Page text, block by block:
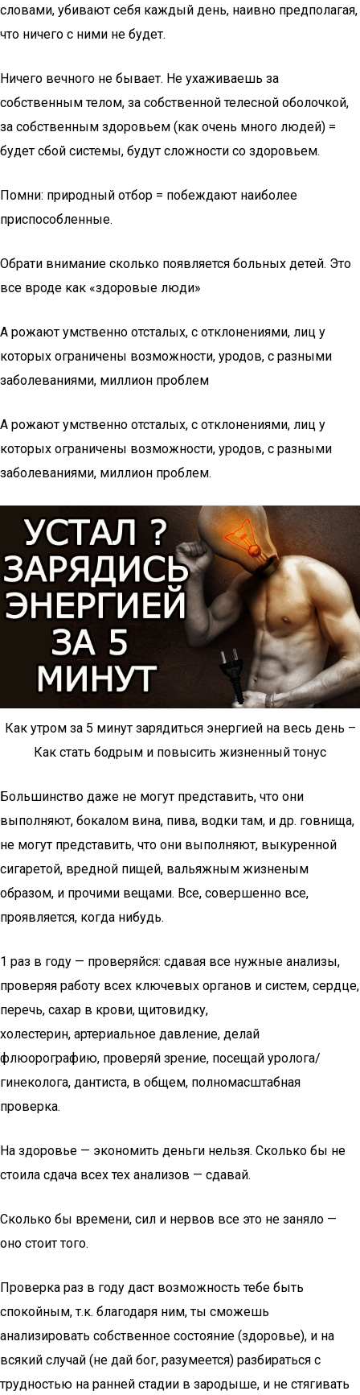
словами, убивают себя каждый день, наивно предполагая,
что ничего с ними не будет.
Ничего вечного не бывает. Не ухаживаешь за
собственным телом, за собственной телесной оболочкой,
за собственным здоровьем (как очень много людей) =
будет сбой системы, будут сложности со здоровьем.
Помни: природный отбор = побеждают наиболее
приспособленные.
Обрати внимание сколько появляется больных детей. Это
все вроде как «здоровые люди»
А рожают умственно отсталых, с отклонениями, лиц у
которых ограничены возможности, уродов, с разными
заболеваниями, миллион проблем
А рожают умственно отсталых, с отклонениями, лиц у
которых ограничены возможности, уродов, с разными
заболеваниями, миллион проблем.
Как утром за 5 минут зарядиться энергией на весь день –
Как стать бодрым и повысить жизненный тонус
Большинство даже не могут представить, что они
выполняют, бокалом вина, пива, водки там, и др. говнища,
не могут представить, что они выполняют, выкуренной
сигаретой, вредной пищей, вальяжным жизненым
образом, и прочими вещами. Все, совершенно все,
проявляется, когда нибудь.
1 раз в году — проверяйся: сдавая все нужные анализы,
проверяя работу всех ключевых органов и систем, сердце,
перечь, сахар в крови, щитовидку,
холестерин, артериальное давление, делай
флюорографию, проверяй зрение, посещай уролога/
гинеколога, дантиста, в общем, полномасштабная
проверка.
На здоровье — экономить деньги нельзя. Сколько бы не
стоила сдача всех тех анализов — сдавай.
Сколько бы времени, сил и нервов все это не заняло —
оно стоит того.
Проверка раз в году даст возможность тебе быть
спокойным, т.к. благодаря ним, ты сможешь
анализировать собственное состояние (здоровье), и на
всякий случай (не дай бог, разумеется) разбираться с
трудностью на ранней стадии в зародыше, и не стягивать